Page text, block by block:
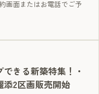
画面またはお電話でご予
できる新築特集！・
添2区画販売開始